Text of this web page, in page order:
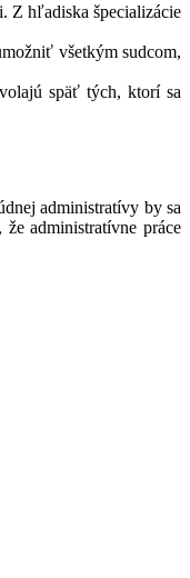
Z hľadiska špecializácie
všetkým sudcom,
späť tých, ktorí sa
administratívy by sa
administratívne práce